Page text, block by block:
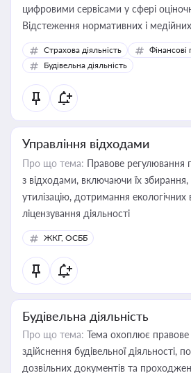
цифровими сервісами у сфері
Відстеження нормативних і
корисне для власника бізнесу,
бухгалтера під час оподаткування,
державного майна, корпоративних
статусу суб'єктів оціночної діяльності
Страхова діяльність
Фінансові
Будівельна діяльність
Управління відходами
Про що тема: Правове регулювання
з відходами, включаючи їх
утилізацію, дотримання екологічних
ліцензування діяльності
ЖКГ, ОСББ
Будівельна діяльність
Про що тема: Тема охоплює правове
здійснення будівельної діяльності,
дозвільних документів та